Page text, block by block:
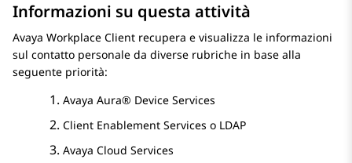
Informazioni su questa attività
Avaya Workplace Client recupera e visualizza le informazioni
sul contatto personale da diverse rubriche in base alla
seguente priorità:
Avaya Aura® Device Services
Client Enablement Services o LDAP
Avaya Cloud Services